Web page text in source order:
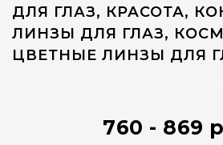
ДЛЯ ГЛАЗ, КРАСОТА,
ЛИНЗЫ ДЛЯ ГЛАЗ,
ЦВЕТНЫЕ ЛИНЗЫ ДЛЯ
760 - 869